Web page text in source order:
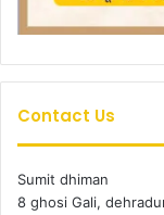
Contact Us
Sumit dhiman
8 ghosi Gali,